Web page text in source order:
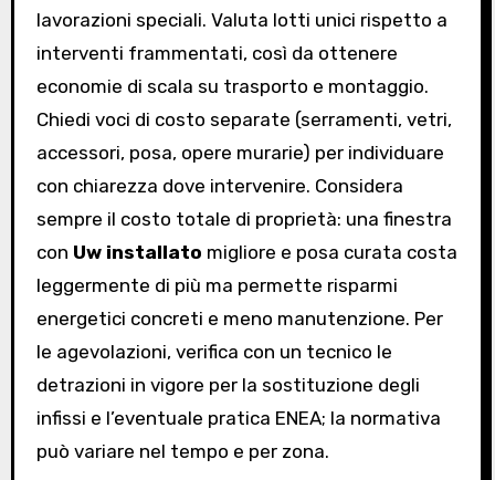
lavorazioni speciali. Valuta lotti unici rispetto a
interventi frammentati, così da ottenere
economie di scala su trasporto e montaggio.
Chiedi voci di costo separate (serramenti, vetri,
accessori, posa, opere murarie) per individuare
con chiarezza dove intervenire. Considera
sempre il costo totale di proprietà: una finestra
con Uw installato migliore e posa curata costa
leggermente di più ma permette risparmi
energetici concreti e meno manutenzione. Per
le agevolazioni, verifica con un tecnico le
detrazioni in vigore per la sostituzione degli
infissi e l’eventuale pratica ENEA; la normativa
può variare nel tempo e per zona.